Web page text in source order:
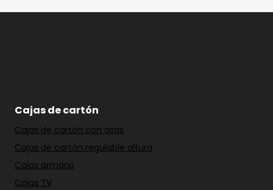
Cajas de cartón
Cajas de cartón con asas
Cajas de cartón regulable altura
Cajas armario
Cajas TV